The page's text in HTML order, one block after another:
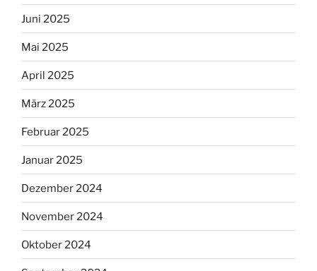
Juni 2025
Mai 2025
April 2025
März 2025
Februar 2025
Januar 2025
Dezember 2024
November 2024
Oktober 2024